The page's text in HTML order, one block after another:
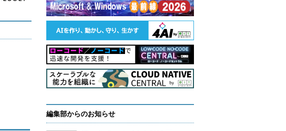
編集部からのお知らせ